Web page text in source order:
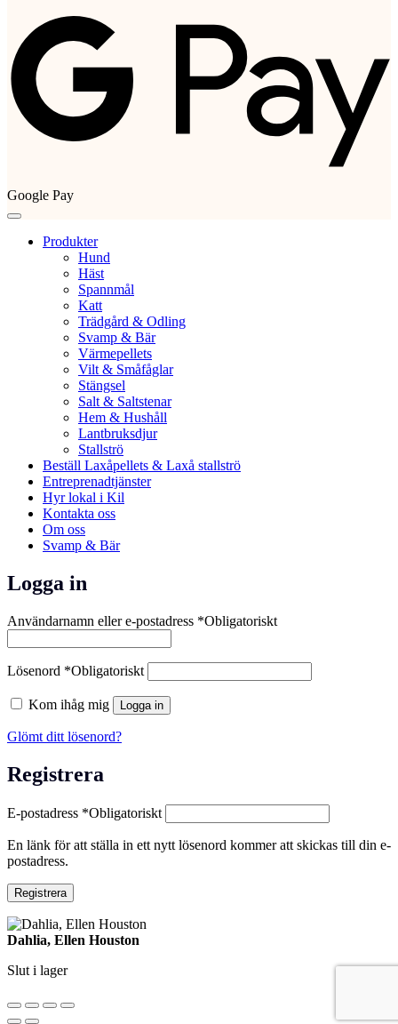
Google Pay
Produkter
Hund
Häst
Spannmål
Katt
Trädgård & Odling
Svamp & Bär
Värmepellets
Vilt & Småfåglar
Stängsel
Salt & Saltstenar
Hem & Hushåll
Lantbruksdjur
Stallströ
Beställ Laxåpellets & Laxå stallströ
Entreprenadtjänster
Hyr lokal i Kil
Kontakta oss
Om oss
Svamp & Bär
Logga in
Användarnamn eller e-postadress *Obligatoriskt
Lösenord *Obligatoriskt
Kom ihåg mig Logga in
Glömt ditt lösenord?
Registrera
E-postadress *Obligatoriskt
En länk för att ställa in ett nytt lösenord kommer att skickas till din e-
postadress.
Registrera
Dahlia, Ellen Houston
Slut i lager